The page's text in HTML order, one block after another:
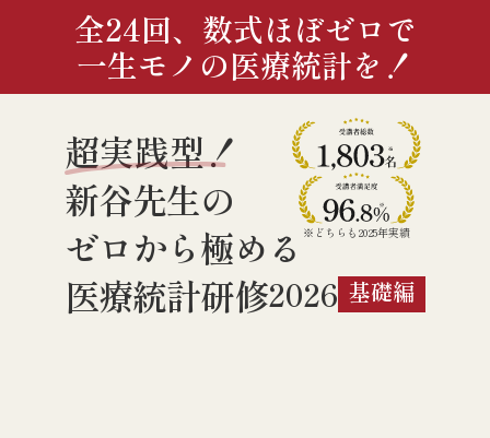
全24回、数式ほぼゼロで
一生モノの医療統計を！
※どちらも2025年実績
超実践型！
新谷先生の
ゼロから極める
医療統計研修2026 基礎編